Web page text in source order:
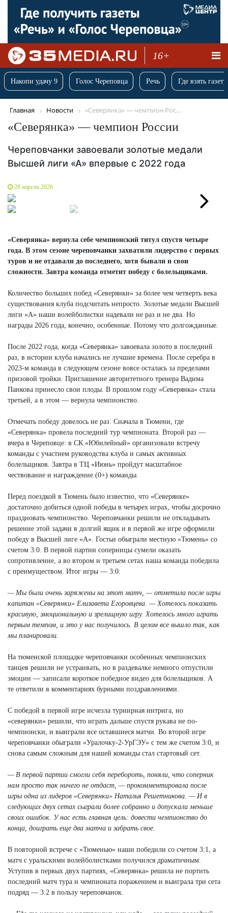
16+
Накопи удачу 9 Голос Череповца Речь Где взять
Главная Новости «Северянка» — чемпион Рос...
«Северянка» — чемпион России
Череповчанки завоевали золотые медали
Высшей лиги «А» впервые с 2022 года
28 апреля 2026
«Северянка» вернула себе чемпионский титул спустя четыре
года. В этом сезоне череповчанки захватили лидерство с первых
туров и не отдавали до последнего, хотя бывали и свои
сложности. Завтра команда отметит победу с болельщиками.
Количество больших побед «Северянки» за более чем четверть века
существования клуба подсчитать непросто. Золотые медали Высшей
лиги «А» наши волейболистки надевали не раз и не два. Но
награды 2026 года, конечно, особенные. Потому что долгожданные.
После 2022 года, когда «Северянка» завоевала золото в последний
раз, в истории клуба начались не лучшие времена. После серебра в
2023-м команда в следующем сезоне вовсе осталась за пределами
призовой тройки. Приглашение авторитетного тренера Вадима
Панкова принесло свои плоды. В прошлом году «Северянка» стала
третьей, а в этом — вернула чемпионство.
Отмечать победу довелось не раз. Сначала в Тюмени, где
«Северянка» провела последний тур чемпионата. Второй раз —
вчера в Череповце: в СК «Юбилейный» организовали встречу
команды с участием руководства клуба и самых активных
болельщиков. Завтра в ТЦ «Июнь» пройдут масштабное
чествование и награждение (0+) команды.
Перед поездкой в Тюмень было известно, что «Северянке»
достаточно добиться одной победы в четырех играх, чтобы досрочно
праздновать чемпионство. Череповчанки решили не откладывать
решение этой задачи в долгий ящик и в первой же игре оформили
победу в Высшей лиге «А». Гостьи обыграли местную «Тюмень» со
счетом 3:0. В первой партии соперницы сумели оказать
сопротивление, а во втором и третьем сетах наша команда победила
с преимуществом. Итог игры — 3:0.
— Мы были очень заряжены на этот матч, — отметила после игры
капитан «Северянки» Елизавета Егоровцева. — Хотелось показать
красивую, эмоциональную и зрелищную игру. Хотелось много играть
первым темпом, и это у нас получилось. В целом все вышло так, как
мы планировали.
На тюменской площадке череповчанки особенных чемпионских
танцев решили не устраивать, но в раздевалке немного отпустили
эмоции — записали короткое победное видео для болельщиков. А
те ответили в комментариях бурными поздравлениями.
С победой в первой игре исчезла турнирная интрига, но
«северянки» решили, что играть дальше спустя рукава не по-
чемпионски, и выиграли все оставшиеся матчи. Во второй игре
череповчанки обыграли «Уралочку-2-УрГЭУ» с тем же счетом 3:0, и
снова самым сложным для нашей команды стал стартовый сет.
— В первой партии смогли себя перебороть, поняли, что соперник
нам просто так ничего не отдаст, — прокомментировала после
игры одна из лидеров «Северянки» Наталья Решетникова. — И в
следующих двух сетах сыграли более собранно и допускали меньше
своих ошибок. У нас есть главная цель: довести чемпионство до
конца, доиграть еще два матча и забрать свое.
В повторной встрече с «Тюменью» наши победили со счетом 3:1, а
матч с уральскими волейболистками получился драматичным.
Уступив в первых двух партиях, «Северянка» решила не портить
последний матч тура и чемпионата поражением и выиграла три сета
подряд — 3:2 в пользу череповчанок.